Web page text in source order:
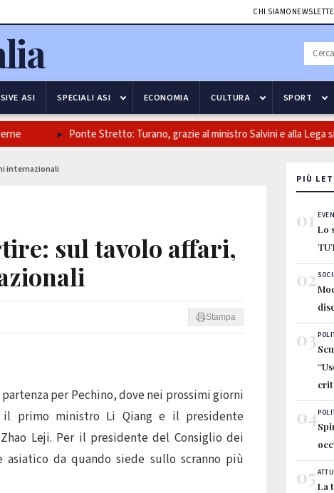
CHI SIAMO
ASI SPECIALI ASI ECONOMIA CULTURA SPORT
Ponte Stretto: Turano, grazie al ministro Salvini e alla Lega si apre
internazionali
sul tavolo affari,
Stampa
per Pechino, dove nei prossimi giorni
primo ministro Li Qiang e il presidente
Leji. Per il presidente del Consiglio dei
da quando siede sullo scranno più
PIÙ
01 Lo
02
03
04
05La